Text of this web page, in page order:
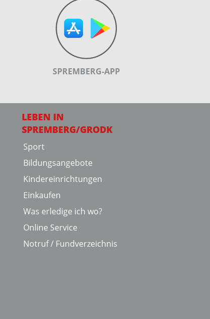
SPREMBERG-APP
LEBEN IN
SPREMBERG/GRODK
Sport
Bildungsangebote
Kindereinrichtungen
Einkaufen
Was erledige ich wo?
Online Service
Notruf / Fundverzeichnis